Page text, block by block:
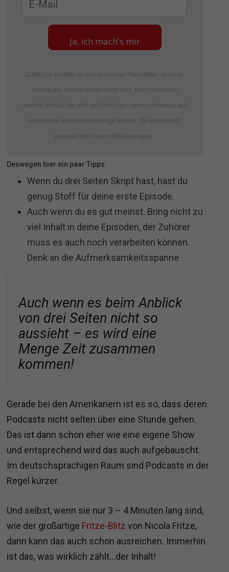
Ja, ich mach's mir
Zusätzlich erhältst du den exklusiven Newsletter, der max.
viermal pro Monat veröffentlicht wird. Darin findest du
weitere Inhalte, die dich weiterbringen, sowie Hinweise auf
kostenfreie und kostenpflichtige Inhalte. Du kannst dich
jederzeit mit einem Klick austragen.
Deswegen hier ein paar Tipps:
Wenn du drei Seiten Skript hast, hast du
genug Stoff für deine erste Episode.
Auch wenn du es gut meinst. Bring nicht zu
viel Inhalt in deine Episoden, der Zuhörer
muss es auch noch verarbeiten können.
Denk an die Aufmerksamkeitsspanne
Auch wenn es beim Anblick
von drei Seiten nicht so
aussieht – es wird eine
Menge Zeit zusammen
kommen!
Gerade bei den Amerikanern ist es so, dass deren
Podcasts nicht selten über eine Stunde gehen.
Das ist dann schon eher wie eine eigene Show
und entsprechend wird das auch aufgebauscht.
Im deutschsprachigen Raum sind Podcasts in der
Regel kürzer.
Und selbst, wenn sie nur 3 – 4 Minuten lang sind,
wie der großartige Fritze-Blitz von Nicola Fritze,
dann kann das auch schon ausreichen. Immerhin
ist das, was wirklich zählt…der Inhalt!